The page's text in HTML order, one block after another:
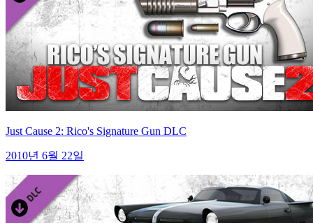
Just Cause 2: Rico's Signature Gun DLC
2010년 6월 22일